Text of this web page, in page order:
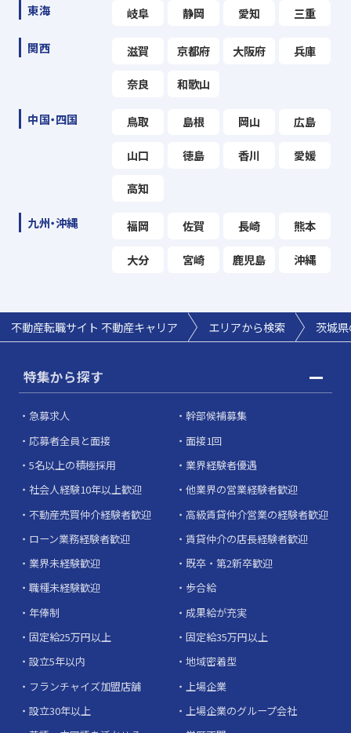
東海 岐阜 静岡 愛知 三重
関西 滋賀 京都府 大阪府 兵庫
奈良 和歌山
中国・四国 鳥取 島根 岡山 広島
山口 徳島 香川 愛媛
高知
九州・沖縄 福岡 佐賀 長崎 熊本
大分 宮崎 鹿児島 沖縄
不動産転職サイト 不動産キャリア エリアから検索 茨城
特集から探す
急募求人
幹部候補募集
応募者全員と面接
面接1回
5名以上の積極採用
業界経験者優遇
社会人経験10年以上歓迎
他業界の営業経験者歓迎
不動産売買仲介経験者歓迎
高級賃貸仲介営業の経験者歓迎
ローン業務経験者歓迎
賃貸仲介の店長経験者歓迎
業界未経験歓迎
既卒・第2新卒歓迎
職種未経験歓迎
歩合給
年俸制
成果給が充実
固定給25万円以上
固定給35万円以上
設立5年以内
地域密着型
フランチャイズ加盟店舗
上場企業
設立30年以上
上場企業のグループ会社